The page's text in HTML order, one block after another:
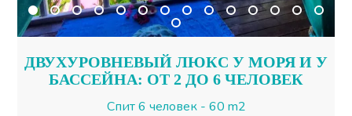
ДВУХУРОВНЕВЫЙ ЛЮКС У МОРЯ И У
БАССЕЙНА: ОТ 2 ДО 6 ЧЕЛОВЕК
Спит 6 человек - 60 m2